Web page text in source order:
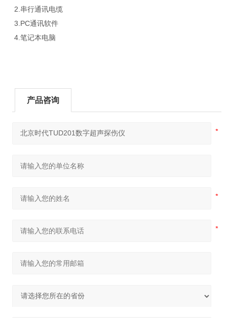
2.串行通讯电缆
3.PC通讯软件
4.笔记本电脑
产品咨询